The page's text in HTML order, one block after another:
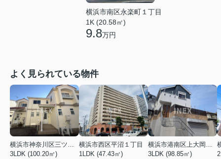
横浜市南区永楽町１丁目
1K (20.58㎡)
9.8万円
よく見られている物件
横浜市神奈川区三ツ沢上町
3LDK (100.20㎡)
横浜市西区平沼１丁目
1LDK (47.43㎡)
横浜市港南区上大岡東２丁目
3LDK (98.85㎡)